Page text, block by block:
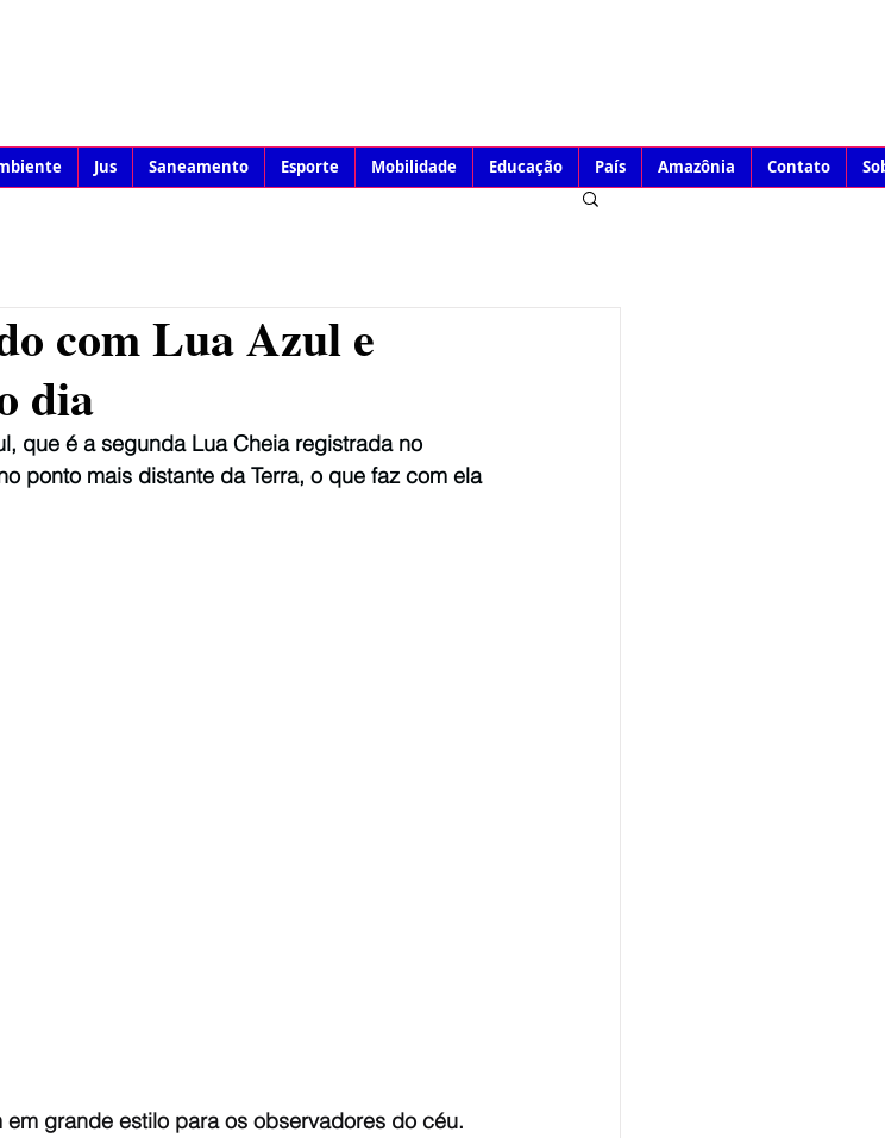
Jus Saneamento Esporte Mobilidade Educação País Amazônia Contato
com Lua Azul e
dia
que é a segunda Lua Cheia registrada no
ponto mais distante da Terra, o que faz com ela
grande estilo para os observadores do céu.